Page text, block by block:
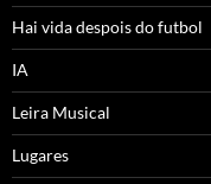
Hai vida despois do futbol
IA
Leira Musical
Lugares